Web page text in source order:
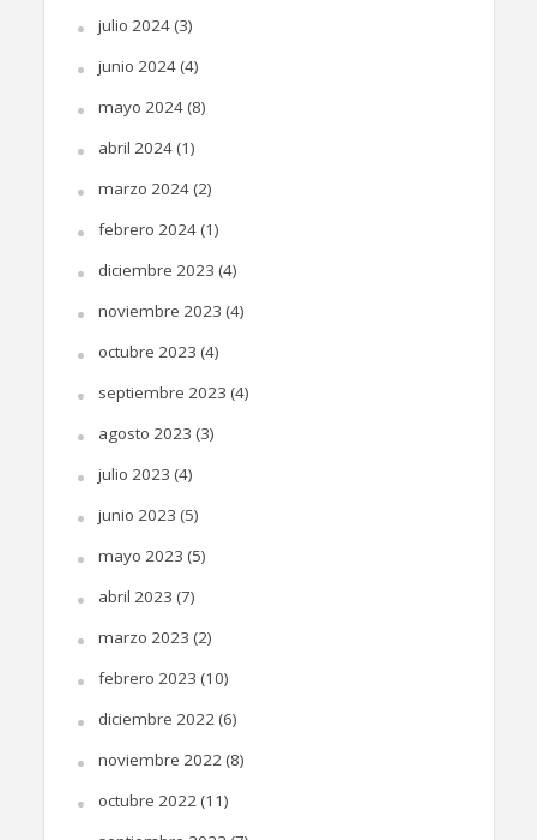
julio 2024(3)
junio 2024(4)
mayo 2024(8)
abril 2024(1)
marzo 2024(2)
febrero 2024(1)
diciembre 2023 (4)
noviembre 2023 (4)
octubre 2023 (4)
septiembre 2023 (4)
agosto 2023 (3)
julio 2023 (4)
junio 2023 (5)
mayo 2023 (5)
abril 2023 (7)
marzo 2023 (2)
febrero 2023 (10)
diciembre 2022(6)
noviembre 2022(8)
octubre 2022(11)